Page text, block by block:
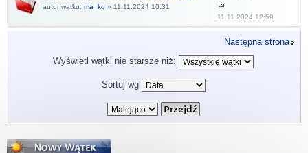
autor wątku: ma_ko » 11.11.2024 10:31
11.11.2024 12:59
Następna strona
Wyświetl wątki nie starsze niż:
Sortuj wg
Napisz wątek